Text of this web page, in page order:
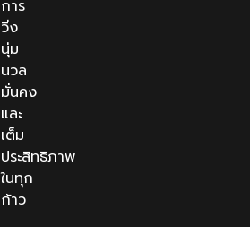
การ
วิ่ง
นุ่ม
นวล
มั่นคง
และ
เต็ม
ประสิทธิภาพ
ในทุก
ก้าว